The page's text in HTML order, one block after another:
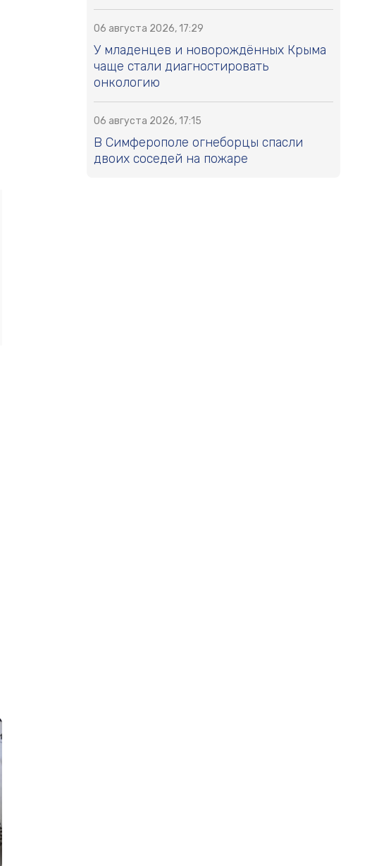
06 августа 2026, 17:29
У младенцев и новорождённых Крыма
чаще стали диагностировать
онкологию
06 августа 2026, 17:15
В Симферополе огнеборцы спасли
двоих соседей на пожаре